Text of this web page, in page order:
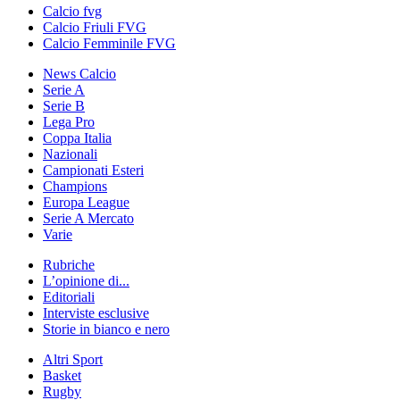
Calcio fvg
Calcio Friuli FVG
Calcio Femminile FVG
News Calcio
Serie A
Serie B
Lega Pro
Coppa Italia
Nazionali
Campionati Esteri
Champions
Europa League
Serie A Mercato
Varie
Rubriche
L’opinione di...
Editoriali
Interviste esclusive
Storie in bianco e nero
Altri Sport
Basket
Rugby